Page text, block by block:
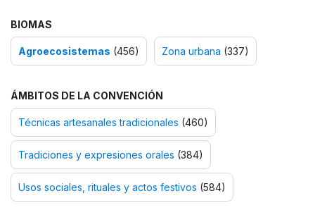
BIOMAS
Agroecosistemas (456) Zona urbana (337)
ÁMBITOS DE LA CONVENCIÓN
Técnicas artesanales tradicionales (460)
Tradiciones y expresiones orales (384)
Usos sociales, rituales y actos festivos (584)